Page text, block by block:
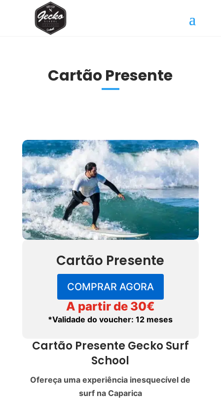
Cartão Presente
Cartão Presente
COMPRAR AGORA
A partir de 30€
*Validade do voucher: 12 meses
Cartão Presente Gecko Surf
School
Ofereça uma experiência inesquecível de
surf na Caparica